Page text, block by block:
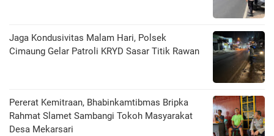
Jaga Kondusivitas Malam Hari, Polsek
Cimaung Gelar Patroli KRYD Sasar Titik Rawan
Pererat Kemitraan, Bhabinkamtibmas Bripka
Rahmat Slamet Sambangi Tokoh Masyarakat
Desa Mekarsari